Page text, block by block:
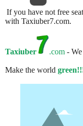
If you have not free
with Taxiuber7.com.
Taxiuber .com -
Make the world